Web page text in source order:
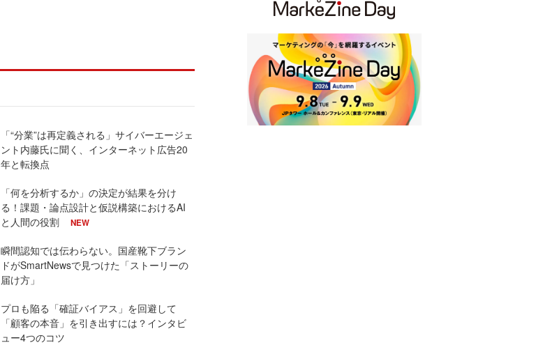
「“分業”は再定義される」サイバーエージェ
ント内藤氏に聞く、インターネット広告20
年と転換点
「何を分析するか」の決定が結果を分け
る！課題・論点設計と仮説構築におけるAI
と人間の役割
NEW
瞬間認知では伝わらない。国産靴下ブラン
ドがSmartNewsで見つけた「ストーリーの
届け方」
プロも陥る「確証バイアス」を回避して
「顧客の本音」を引き出すには？インタビ
ュー4つのコツ